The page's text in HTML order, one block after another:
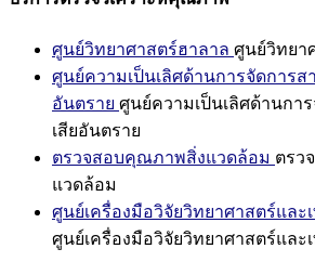
ศูนย์วิทยาศาสตร์ฮาลาล ศูนย์วิทยา
ศูนย์ความเป็นเลิศด้านการจัดการส
อันตราย ศูนย์ความเป็นเลิศด้านกา
เสียอันตราย
ตรวจสอบคุณภาพสิ่งแวดล้อม ตรว
แวดล้อม
ศูนย์เครื่องมือวิจัยวิทยาศาสตร์และ
ศูนย์เครื่องมือวิจัยวิทยาศาสตร์และ